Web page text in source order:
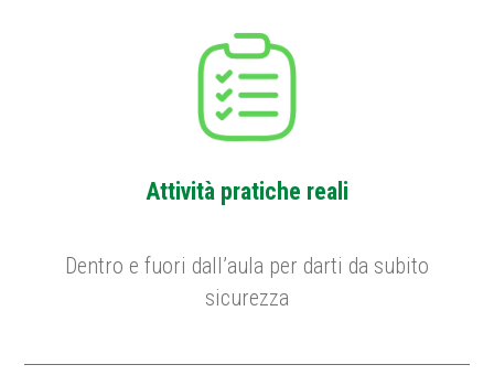
Attività pratiche reali
Dentro e fuori dall’aula per darti da subito
sicurezza